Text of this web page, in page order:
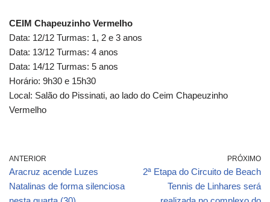
CEIM Chapeuzinho Vermelho
Data: 12/12 Turmas: 1, 2 e 3 anos
Data: 13/12 Turmas: 4 anos
Data: 14/12 Turmas: 5 anos
Horário: 9h30 e 15h30
Local: Salão do Pissinati, ao lado do Ceim Chapeuzinho
Vermelho
ANTERIOR
Aracruz acende Luzes
Natalinas de forma silenciosa
PRÓXIMO
2ª Etapa do Circuito de Beach
Tennis de Linhares será